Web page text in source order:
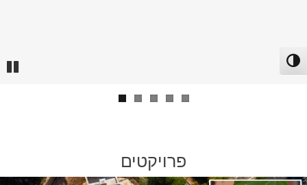
הפעל/כבה ניגודיות גבוהה
פרויקטים